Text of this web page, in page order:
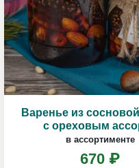
Варенье из
с ореховым
в ассортименте
670 ₽